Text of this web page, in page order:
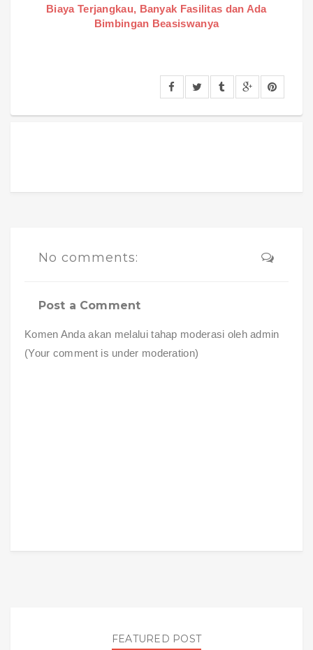
Biaya Terjangkau, Banyak Fasilitas dan Ada
Bimbingan Beasiswanya
No comments:
Post a Comment
Komen Anda akan melalui tahap moderasi oleh admin
(Your comment is under moderation)
FEATURED POST